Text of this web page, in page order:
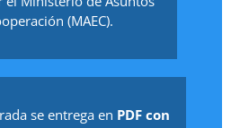
(MAEC).
se entrega en PDF con